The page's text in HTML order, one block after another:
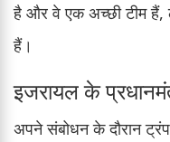
है और वे एक अच्छी टीम
हैं।
इजरायल के
अपने संबोधन के दौरान